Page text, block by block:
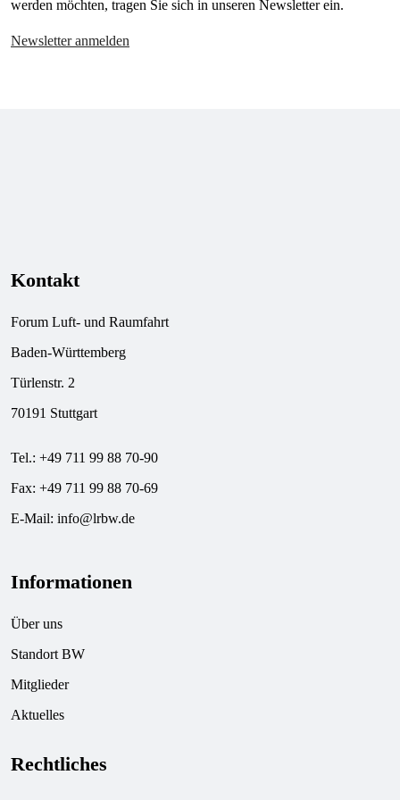
werden möchten, tragen Sie sich in unseren Newsletter ein.
Newsletter anmelden
Kontakt
Forum Luft- und Raumfahrt
Baden-Württemberg
Türlenstr. 2
70191 Stuttgart
Tel.: +49 711 99 88 70-90
Fax: +49 711 99 88 70-69
E-Mail: info@lrbw.de
Informationen
Über uns
Standort BW
Mitglieder
Aktuelles
Rechtliches